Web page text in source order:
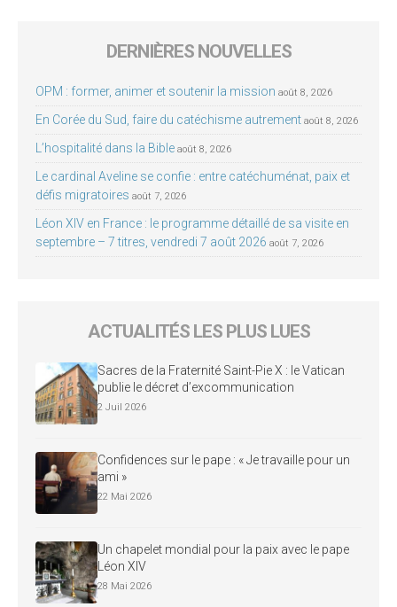
DERNIÈRES NOUVELLES
OPM : former, animer et soutenir la mission août 8, 2026
En Corée du Sud, faire du catéchisme autrement août 8, 2026
L’hospitalité dans la Bible août 8, 2026
Le cardinal Aveline se confie : entre catéchuménat, paix et
défis migratoires août 7, 2026
Léon XIV en France : le programme détaillé de sa visite en
septembre – 7 titres, vendredi 7 août 2026 août 7, 2026
ACTUALITÉS LES PLUS LUES
Sacres de la Fraternité Saint-Pie X : le Vatican
publie le décret d’excommunication
2 Juil 2026
Confidences sur le pape : « Je travaille pour un
ami »
22 Mai 2026
Un chapelet mondial pour la paix avec le pape
Léon XIV
28 Mai 2026